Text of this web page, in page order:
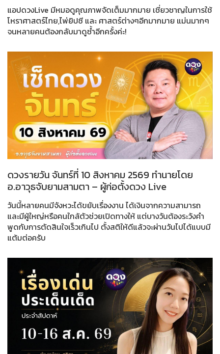
แอปดวงLive มีหมอดูคุณภาพจัดเต็มมากมาย เชี่ยวชาญในการใช้
โหราศาสตร์ไทย,ไพ่ยิปซี และ ศาสตร์ต่างๆอีกมากมาย แม่นมากๆ
จนหลายคนต้องกลับมาดูซ้ำอีกครั้งค่ะ!
ดวงรายวัน จันทร์ที่ 10 สิงหาคม 2569 ทำนายโดย
อ.อาวุธจับยามสามตา – ผู้ก่อตั้งดวง Live
วันนี้หลายคนมีจังหวะได้ขยับเรื่องงาน ได้เงินจากความสามารถ
และมีผู้ใหญ่หรือคนใกล้ตัวช่วยเปิดทางให้ แต่บางวันต้องระวังคำ
พูดกับการตัดสินใจเร็วเกินไป ตั้งสติให้ดีแล้วจะผ่านวันไปได้แบบมี
แต้มต่อครับ